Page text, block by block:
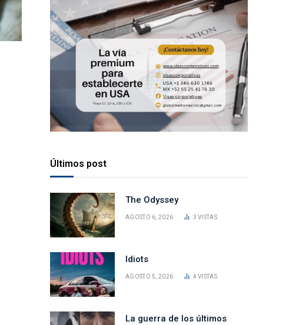
Últimos post
The Odyssey
AGOSTO 6, 2026 3VISTAS
Idiots
AGOSTO 5, 2026 4VISTAS
La guerra de los últimos